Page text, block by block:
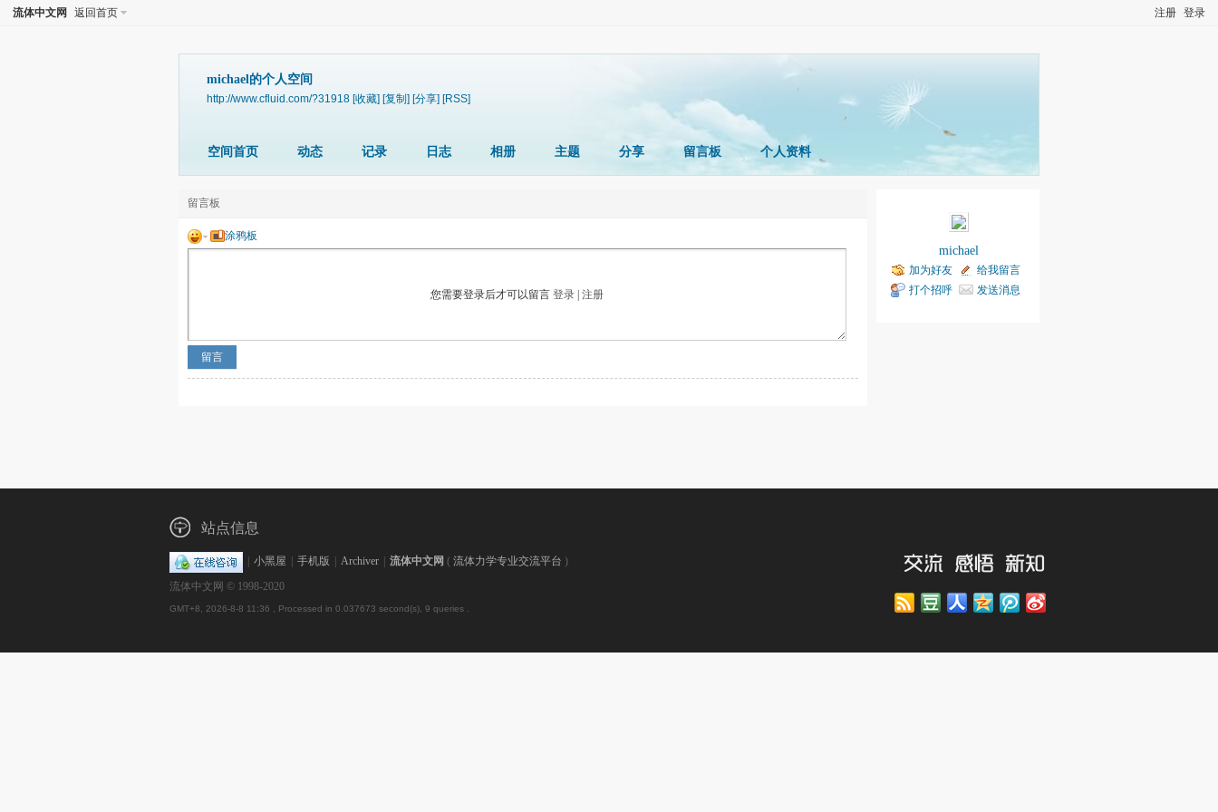
注册 登录
流体中文网 返回首页
michael的个人空间
http://www.cfluid.com/?31918 [收藏] [复制] [分享] [RSS]
空间首页 动态 记录 日志 相册 主题 分享 留言板 个人资料
留言板
涂鸦板
您需要登录后才可以留言登录 |注册
留言
michael
加为好友
给我留言
打个招呼
发送消息
站点信息
小黑屋 手机版 Archiver 流体中文网 ( 流体力学专业交流平台 )
流体中文网 © 1998-2020
GMT+8, 2026-8-8 11:36 , Processed in 0.037673 second(s), 9 queries .